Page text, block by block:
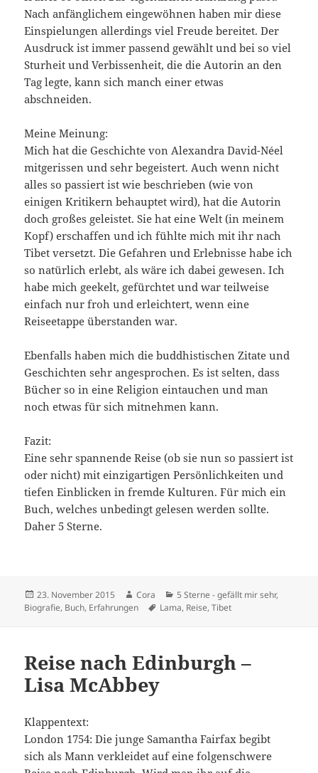
Nach anfänglichem eingewöhnen haben mir diese
Einspielungen allerdings viel Freude bereitet. Der
Ausdruck ist immer passend gewählt und bei so viel
Sturheit und Verbissenheit, die die Autorin an den
Tag legte, kann sich manch einer etwas
abschneiden.
Meine Meinung:
Mich hat die Geschichte von Alexandra David-Néel
mitgerissen und sehr begeistert. Auch wenn nicht
alles so passiert ist wie beschrieben (wie von
einigen Kritikern behauptet wird), hat die Autorin
doch großes geleistet. Sie hat eine Welt (in meinem
Kopf) erschaffen und ich fühlte mich mit ihr nach
Tibet versetzt. Die Gefahren und Erlebnisse habe ich
so natürlich erlebt, als wäre ich dabei gewesen. Ich
habe mich geekelt, gefürchtet und war teilweise
einfach nur froh und erleichtert, wenn eine
Reiseetappe überstanden war.
Ebenfalls haben mich die buddhistischen Zitate und
Geschichten sehr angesprochen. Es ist selten, dass
Bücher so in eine Religion eintauchen und man
noch etwas für sich mitnehmen kann.
Fazit:
Eine sehr spannende Reise (ob sie nun so passiert ist
oder nicht) mit einzigartigen Persönlichkeiten und
tiefen Einblicken in fremde Kulturen. Für mich ein
Buch, welches unbedingt gelesen werden sollte.
Daher 5 Sterne.
Veröffentlicht
am
23. November 2015 Autor
Cora Kategorien
5 Sterne - gefällt mir sehr,
Biografie, Buch, Erfahrungen Schlagwörter
Lama, Reise,Tibet
Reise nach Edinburgh –
Lisa McAbbey
Klappentext:
London 1754: Die junge Samantha Fairfax begibt
sich als Mann verkleidet auf eine folgenschwere